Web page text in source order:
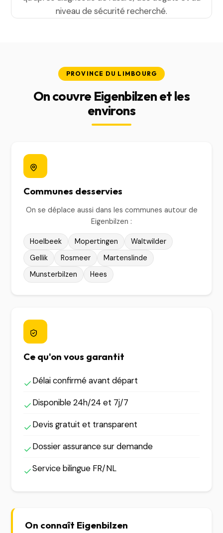
niveau de sécurité recherché.
PROVINCE DU LIMBOURG
On couvre Eigenbilzen et les
environs
Communes desservies
On se déplace aussi dans les communes autour de
Eigenbilzen :
Hoelbeek Mopertingen
Waltwilder
Gellik
Rosmeer
Martenslinde
Munsterbilzen
Hees
Ce qu'on vous garantit
Délai confirmé avant départ
Disponible 24h/24 et 7j/7
Devis gratuit et transparent
Dossier assurance sur demande
Service bilingue FR/NL
On connaît Eigenbilzen